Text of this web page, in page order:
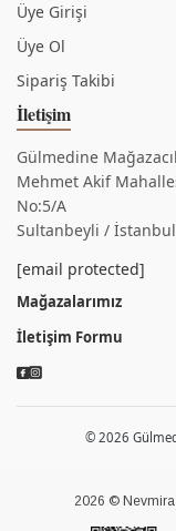
Üye Girişi
Üye Ol
Sipariş Takibi
İletişim
Gülmedine
Mehmet Akif
No:5/A
Sultanbeyli / İstanbul
[email protected]
Mağazalarımız
İletişim Formu
© 2026
2026 © Nevmira